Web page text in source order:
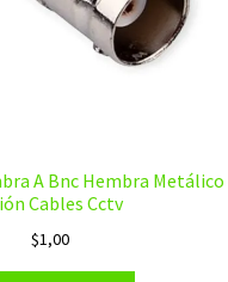
A Bnc Hembra Metálico
Cables Cctv
$1,00